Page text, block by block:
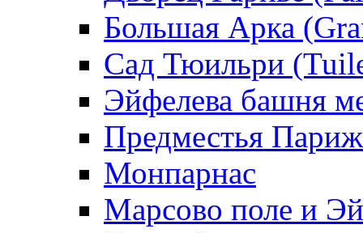
Большая Арка
Сад Тюильри
Эйфелева башня
Предместья
Монпарнас
Марсово поле и